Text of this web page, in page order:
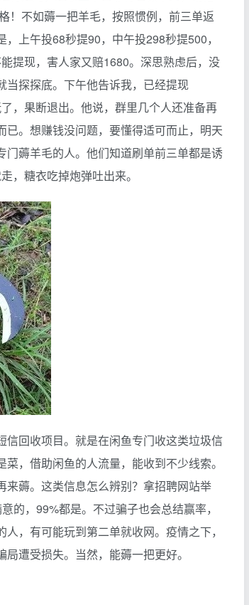
！不如薅一把羊毛，按照惯例，前三单返
上午投68秒提90，中午投298秒提500，
提现，害人家又赔1680。深思熟虑后，没
当探探底。下午他告诉我，已经提现
，果断退出。他说，群里几个人还准备再
。想赚钱没问题，要懂得适可而止，明天
薅羊毛的人。他们知道刷单前三单都是诱
，糖衣吃掉炮弹吐出来。
回收项目。就是在闲鱼专门收这类垃圾信
，借助闲鱼的人流量，能收到不少线索。
薅。这类信息怎么辨别？拿招聘网站举
的，99%都是。不过骗子也会总结赢率，
，有可能玩到第二单就收网。疫情之下，
遭受损失。当然，能薅一把更好。